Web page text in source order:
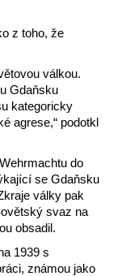
z toho, že
válkou.
Gdaňsku
kategoricky
agrese,“ podotkl
do
se Gdaňsku
války pak
svaz na
obsadil.
1939 s
známou jako